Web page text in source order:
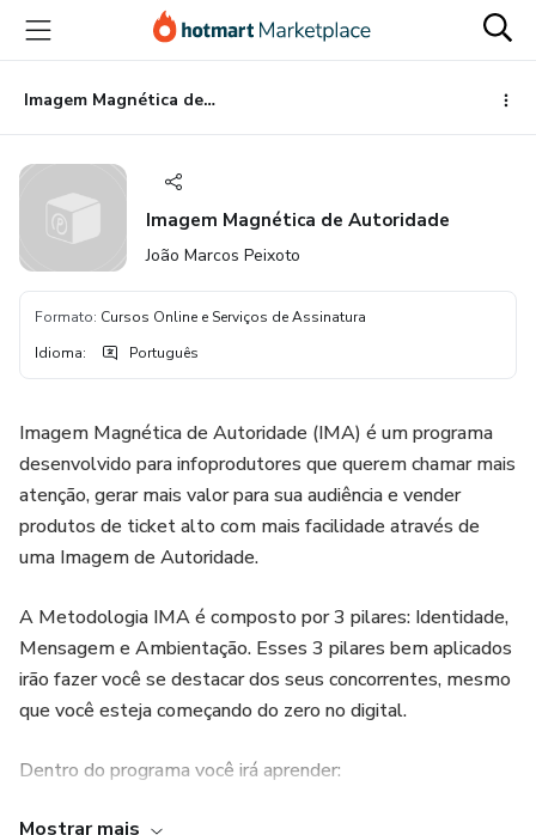
para
conteúdo
principal
para
pagamento
para
rodapé
Imagem Magnética de Autoridade
Imagem Magnética de Autoridade
João Marcos Peixoto
Formato: Cursos Online e Serviços de Assinatura
Idioma: Português
Imagem Magnética de Autoridade (IMA) é um programa
desenvolvido para infoprodutores que querem chamar mais
atenção, gerar mais valor para sua audiência e vender
produtos de ticket alto com mais facilidade através de
uma Imagem de Autoridade.
A Metodologia IMA é composto por 3 pilares: Identidade,
Mensagem e Ambientação. Esses 3 pilares bem aplicados
irão fazer você se destacar dos seus concorrentes, mesmo
que você esteja começando do zero no digital.
Dentro do programa você irá aprender:
Mostrar mais